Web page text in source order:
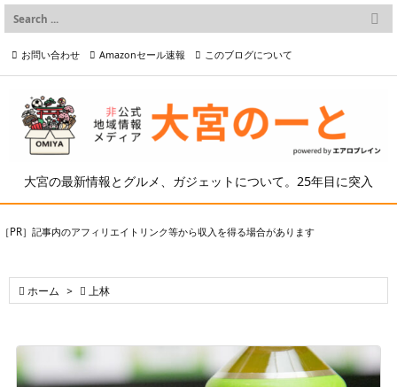
大宮の最新情報とグルメ、ガジェットについて。25年目に突入

メニュー

検索
お問い合わせ Amazonセール速報 このブログについて
プライバシーポリシー等
［PR］記事内のアフィリエイトリンク等から収入を得る場合があります
 ホーム >  上林